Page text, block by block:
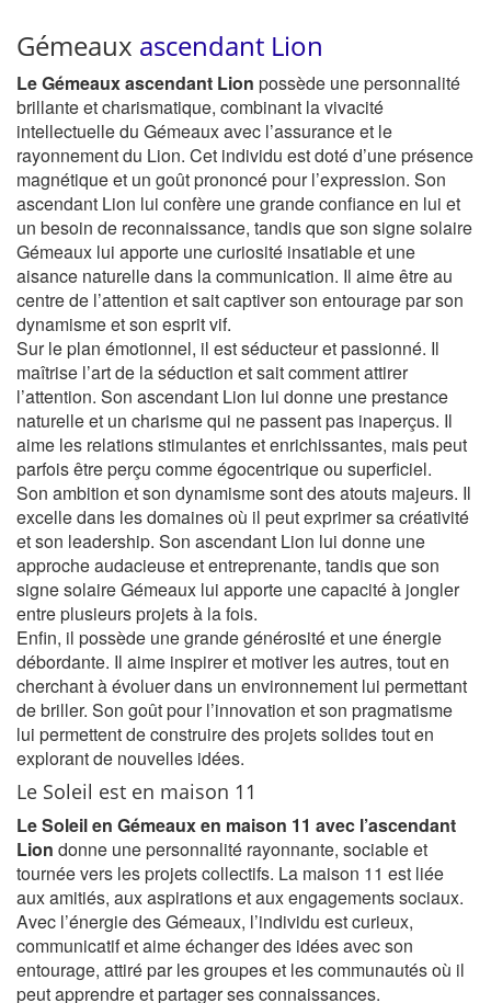
Gémeaux ascendant Lion
Le Gémeaux ascendant Lion possède une personnalité
brillante et charismatique, combinant la vivacité
intellectuelle du Gémeaux avec l’assurance et le
rayonnement du Lion. Cet individu est doté d’une présence
magnétique et un goût prononcé pour l’expression. Son
ascendant Lion lui confère une grande confiance en lui et
un besoin de reconnaissance, tandis que son signe solaire
Gémeaux lui apporte une curiosité insatiable et une
aisance naturelle dans la communication. Il aime être au
centre de l’attention et sait captiver son entourage par son
dynamisme et son esprit vif.
Sur le plan émotionnel, il est séducteur et passionné. Il
maîtrise l’art de la séduction et sait comment attirer
l’attention. Son ascendant Lion lui donne une prestance
naturelle et un charisme qui ne passent pas inaperçus. Il
aime les relations stimulantes et enrichissantes, mais peut
parfois être perçu comme égocentrique ou superficiel.
Son ambition et son dynamisme sont des atouts majeurs. Il
excelle dans les domaines où il peut exprimer sa créativité
et son leadership. Son ascendant Lion lui donne une
approche audacieuse et entreprenante, tandis que son
signe solaire Gémeaux lui apporte une capacité à jongler
entre plusieurs projets à la fois.
Enfin, il possède une grande générosité et une énergie
débordante. Il aime inspirer et motiver les autres, tout en
cherchant à évoluer dans un environnement lui permettant
de briller. Son goût pour l’innovation et son pragmatisme
lui permettent de construire des projets solides tout en
explorant de nouvelles idées.
Le Soleil est en maison 11
Le Soleil en Gémeaux en maison 11 avec l’ascendant
Lion donne une personnalité rayonnante, sociable et
tournée vers les projets collectifs. La maison 11 est liée
aux amitiés, aux aspirations et aux engagements sociaux.
Avec l’énergie des Gémeaux, l’individu est curieux,
communicatif et aime échanger des idées avec son
entourage, attiré par les groupes et les communautés où il
peut apprendre et partager ses connaissances.